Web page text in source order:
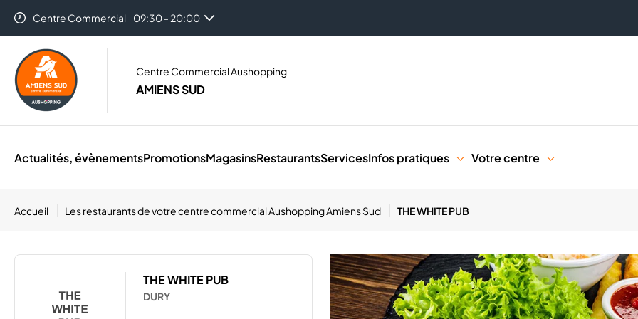
Centre Commercial
09:30 - 20:00
Auchan Amiens 08:30 - 21:00
Centre Commercial Aushopping
AMIENS SUD
Actualités, évènementsPromotionsMagasinsRestaurantsServicesInfos pratiques Votre centre
Accueil Les restaurants de votre centre commercial Aushopping Amiens Sud THE WHITE PUB
THE WHITE PUB
DURY